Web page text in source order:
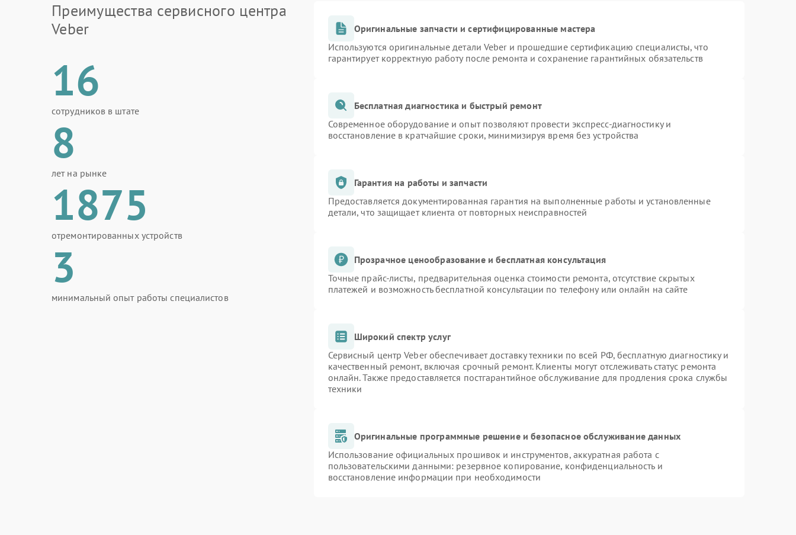
Преимущества сервисного центра
Veber
16
сотрудников в штате
8
лет на рынке
1875
отремонтированных устройств
3
минимальный опыт работы специалистов
Оригинальные запчасти и сертифицированные мастера
Используются оригинальные детали Veber и прошедшие сертификацию специалисты, что
гарантирует корректную работу после ремонта и сохранение гарантийных обязательств
Бесплатная диагностика и быстрый ремонт
Современное оборудование и опыт позволяют провести экспресс-диагностику и
восстановление в кратчайшие сроки, минимизируя время без устройства
Гарантия на работы и запчасти
Предоставляется документированная гарантия на выполненные работы и установленные
детали, что защищает клиента от повторных неисправностей
Прозрачное ценообразование и бесплатная консультация
Точные прайс-листы, предварительная оценка стоимости ремонта, отсутствие скрытых
платежей и возможность бесплатной консультации по телефону или онлайн на сайте
Широкий спектр услуг
Сервисный центр Veber обеспечивает доставку техники по всей РФ, бесплатную диагностику и
качественный ремонт, включая срочный ремонт. Клиенты могут отслеживать статус ремонта
онлайн. Также предоставляется постгарантийное обслуживание для продления срока службы
техники
Оригинальные программные решение и безопасное обслуживание данных
Использование официальных прошивок и инструментов, аккуратная работа с
пользовательскими данными: резервное копирование, конфиденциальность и
восстановление информации при необходимости